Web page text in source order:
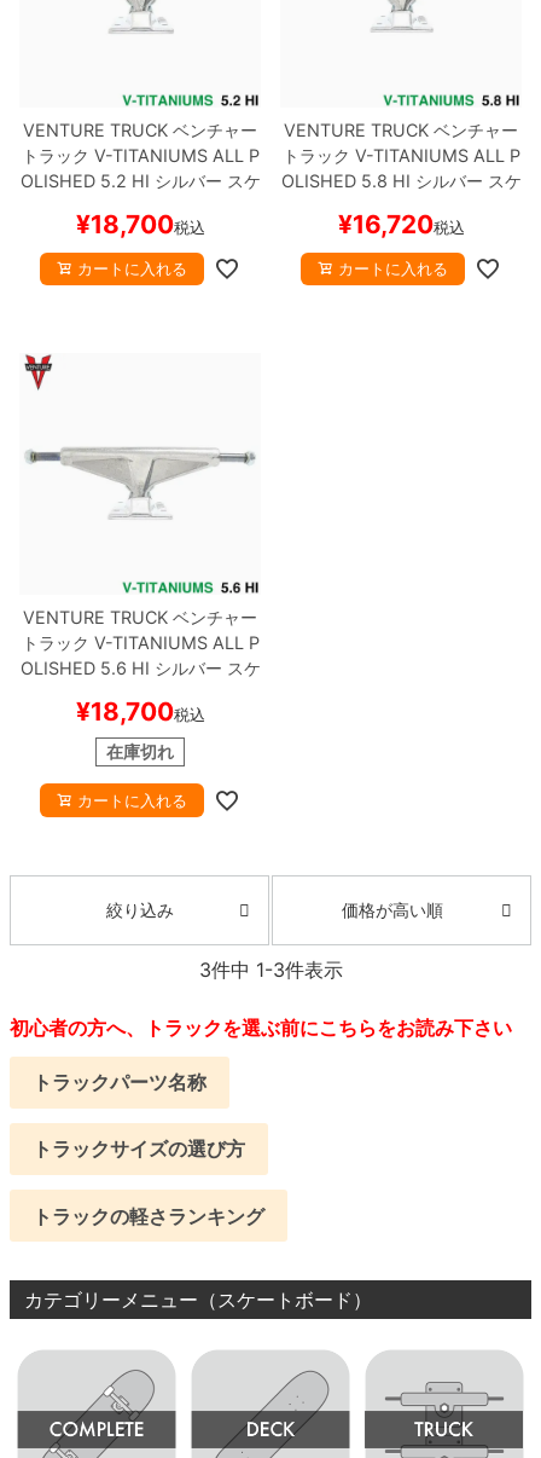
VENTURE TRUCK ベンチャー
トラック V-TITANIUMSALL P
OLISHED5.2 HI シルバー スケ
¥18,700税込
カートに入れる
VENTURE TRUCK ベンチャー
トラック V-TITANIUMSALL P
OLISHED5.8 HI シルバー スケ
¥16,720税込
カートに入れる
VENTURE TRUCK ベンチャー
トラック V-TITANIUMSALL P
OLISHED5.6 HI シルバー スケ
¥18,700税込
在庫切れ
カートに入れる
絞り込み 価格が高い順
3件中 1-3件表示
初心者の方へ、トラックを選ぶ前にこちらをお読み下さい
トラックパーツ名称
トラックサイズの選び方
トラックの軽さランキング
カテゴリーメニュー（スケートボード）
9.0inch以上
高性能デッキ